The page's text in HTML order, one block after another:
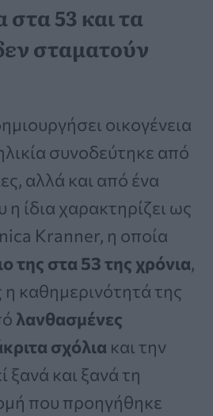
53 και τα
σταματούν
οικογένεια
συνοδεύτηκε από
αλλά και από ένα
ίδια χαρακτηρίζει ως
Kranner, η οποία
της στα 53 της χρόνια,
καθημερινότητά της
λανθασμένες
σχόλια και την
ξανά και ξανά τη
που προηγήθηκε